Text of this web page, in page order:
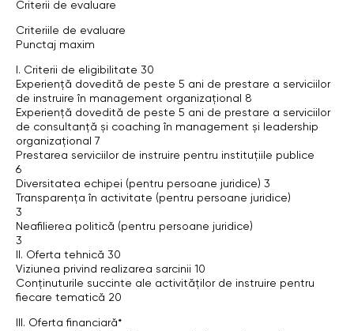
Criterii de evaluare
Criteriile de evaluare
Punctaj maxim
I. Criterii de eligibilitate 30
Experiență dovedită de peste 5 ani de prestare a serviciilor
de instruire în management organizațional 8
Experiență dovedită de peste 5 ani de prestare a serviciilor
de consultanță și coaching în management și leadership
organizațional 7
Prestarea serviciilor de instruire pentru instituțiile publice
6
Diversitatea echipei (pentru persoane juridice) 3
Transparența în activitate (pentru persoane juridice)
3
Neafilierea politică (pentru persoane juridice)
3
II. Oferta tehnică 30
Viziunea privind realizarea sarcinii 10
Conținuturile succinte ale activităților de instruire pentru
fiecare tematică 20
III. Oferta financiară*